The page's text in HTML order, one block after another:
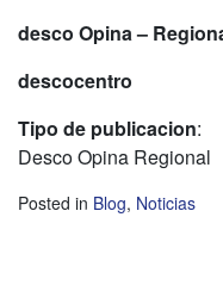
desco Opina –
descocentro
Tipo de publicacion:
Desco Opina Regional
Posted in Blog, Noticias